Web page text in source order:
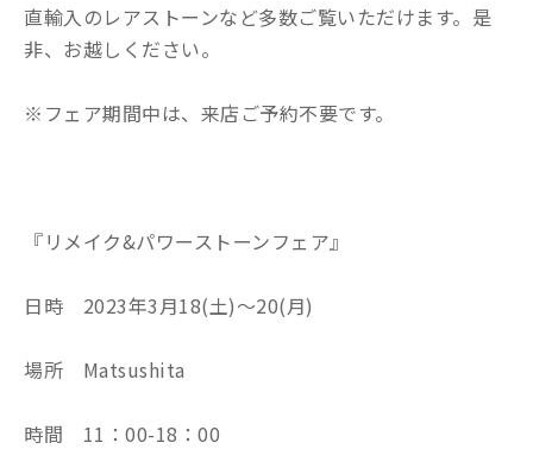
直輸入のレアストーンなど多数ご覧いただけます。是
非、お越しください。
※フェア期間中は、来店ご予約不要です。
『リメイク&パワーストーンフェア』
日時 2023年3月18(土)〜20(月)
場所 Matsushita
時間 11：00-18：00